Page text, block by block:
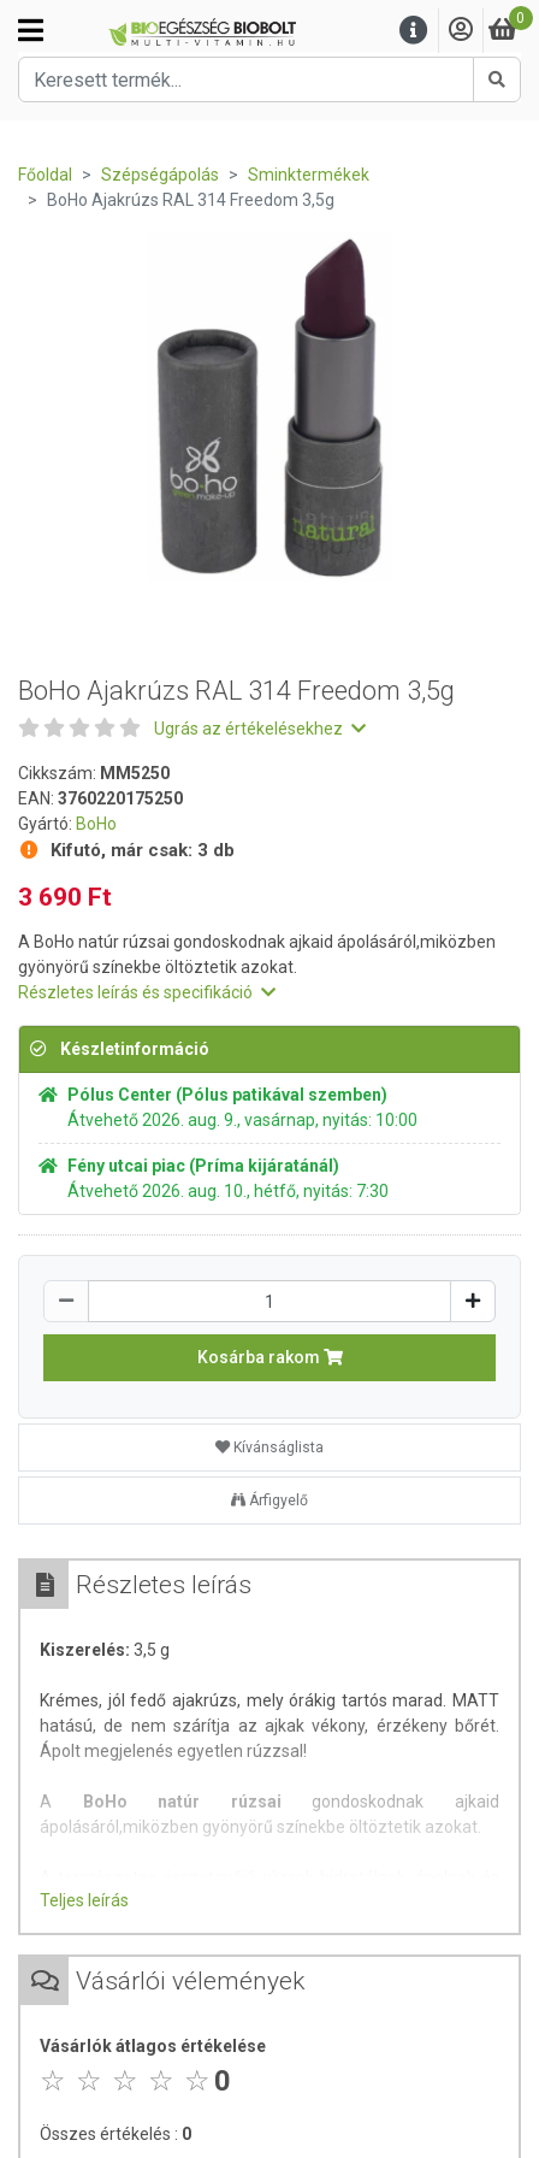
0
Főoldal Szépségápolás
Sminktermékek
BoHo Ajakrúzs RAL 314 Freedom 3,5g
BoHo Ajakrúzs RAL 314 Freedom 3,5g
Ugrás az értékelésekhez
Cikkszám: MM5250
EAN: 3760220175250
Gyártó: BoHo
Kifutó, már csak: 3 db
3 690 Ft
A BoHo natúr rúzsai gondoskodnak ajkaid ápolásáról,miközben
gyönyörű színekbe öltöztetik azokat.
Részletes leírás és specifikáció
Készletinformáció
Pólus Center (Pólus patikával szemben)
Átvehető 2026. aug. 9., vasárnap, nyitás: 10:00
Fény utcai piac (Príma kijáratánál)
Átvehető 2026. aug. 10., hétfő, nyitás: 7:30
Kosárba rakom
Kívánságlista
Árfigyelő
Részletes leírás
Kiszerelés: 3,5 g
Krémes, jól fedő ajakrúzs, mely órákig tartós marad. MATT
hatású, de nem szárítja az ajkak vékony, érzékeny bőrét.
Ápolt megjelenés egyetlen rúzzsal!
A BoHo natúr rúzsai gondoskodnak ajkaid
ápolásáról,miközben gyönyörű színekbe öltöztetik azokat.
ápolt megjelenést biztosítanak. Íz,-és illatmentesek, nagyon
antioxidáns.
A natúr rúzsokat nem találod meg rikító, természetellenes
természetes mica színezőt használnak.
időpontig.
Teljes leírás
Vásárlói vélemények
Vásárlók átlagos értékelése
0
Összes értékelés : 0